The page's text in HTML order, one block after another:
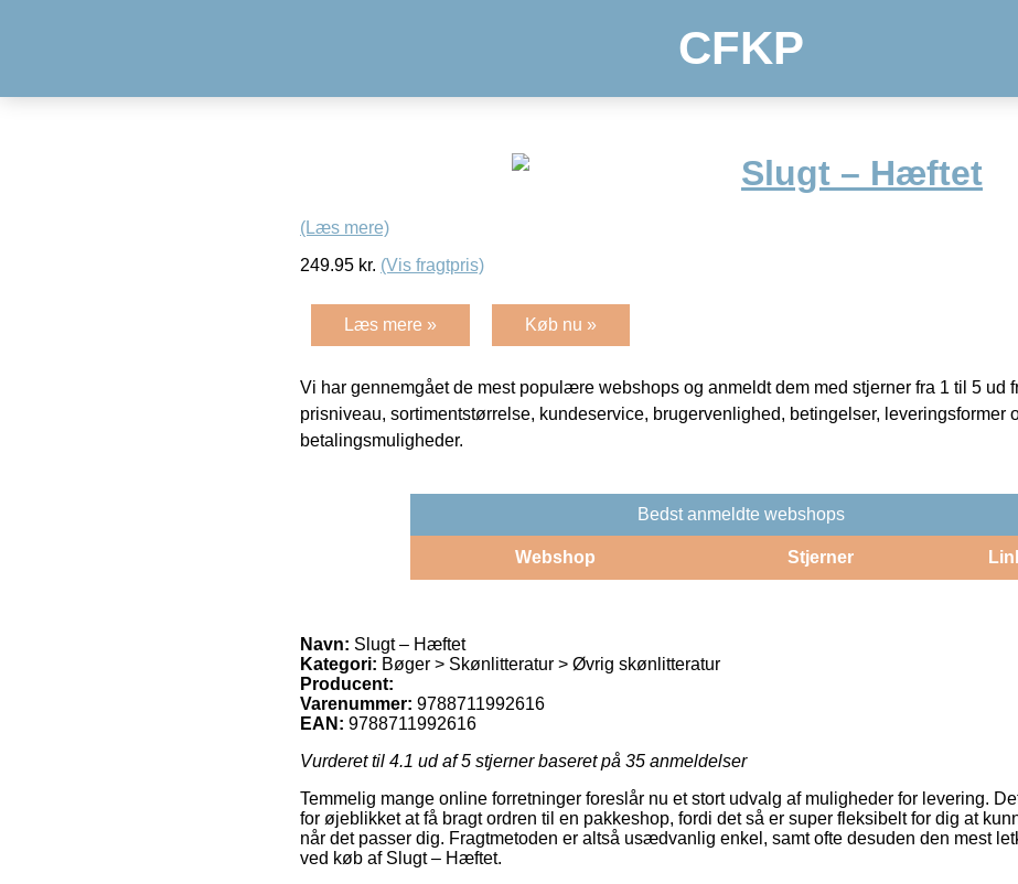
CFKP
Slugt – Hæftet
(Læs mere)
249.95 kr. (Vis fragtpris)
Læs mere » Køb nu »
Vi har gennemgået de mest populære webshops og anmeldt dem med stjerner fra 1 til 5 ud
prisniveau, sortimentstørrelse, kundeservice, brugervenlighed, betingelser, leveringsformer
betalingsmuligheder.
Bedst anmeldte webshops
Webshop Stjerner
Navn: Slugt – Hæftet
Kategori: Bøger > Skønlitteratur > Øvrig skønlitteratur
Producent:
Varenummer: 9788711992616
EAN: 9788711992616
Vurderet til 4.1 ud af 5 stjerner baseret på 35 anmeldelser
Temmelig mange online forretninger foreslår nu et stort udvalg af muligheder for levering.
for øjeblikket at få bragt ordren til en pakkeshop, fordi det så er super fleksibelt for dig at
når det passer dig. Fragtmetoden er altså usædvanlig enkel, samt ofte desuden den mest
ved køb af Slugt – Hæftet.